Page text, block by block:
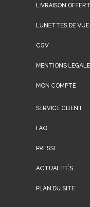
LIVRAISON
LUNETTES DE VUE
CGV
MENTIONS
MON COMPTE
SERVICE CLIENT
FAQ
PRESSE
ACTUALITÉS
PLAN DU SITE